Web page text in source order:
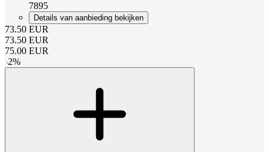
7895
Details van aanbieding bekijken
73.50 EUR
73.50 EUR
75.00 EUR
-2%